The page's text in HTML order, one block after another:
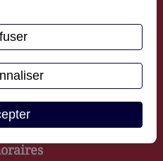
sur les réseaux